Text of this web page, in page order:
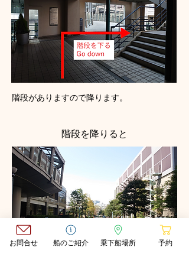
​階段がありますので降ります。
階段を降りると
お問合せ 船のご紹介 乗下船場所 予約